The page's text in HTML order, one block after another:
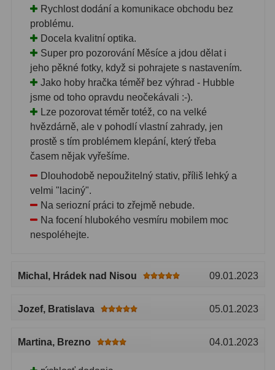
Rychlost dodání a komunikace obchodu bez
problému.
Docela kvalitní optika.
Super pro pozorování Měsíce a jdou dělat i
jeho pěkné fotky, když si pohrajete s nastavením.
Jako hoby hračka téměř bez výhrad - Hubble
jsme od toho opravdu neočekávali :-).
Lze pozorovat téměr totéž, co na velké
hvězdárně, ale v pohodlí vlastní zahrady, jen
prostě s tím problémem klepání, který třeba
časem nějak vyřešíme.
Dlouhodobě nepoužitelný stativ, příliš lehký a
velmi "laciný".
Na seriozní práci to zřejmě nebude.
Na focení hlubokého vesmíru mobilem moc
nespoléhejte.
Michal , Hrádek nad Nisou 09.01.2023
Jozef, Bratislava 05.01.2023
Martina, Brezno 04.01.2023